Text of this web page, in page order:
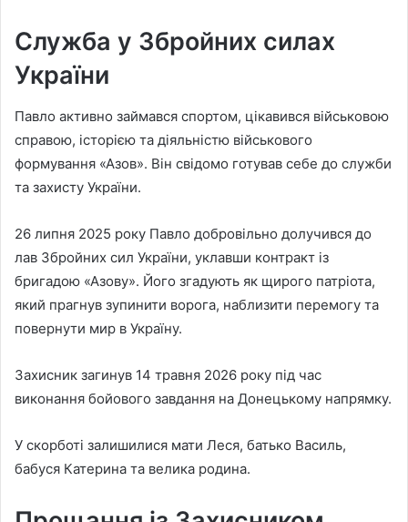
Служба у Збройних силах
України
Павло активно займався спортом, цікавився військовою
справою, історією та діяльністю військового
формування «Азов». Він свідомо готував себе до служби
та захисту України.
26 липня 2025 року Павло добровільно долучився до
лав Збройних сил України, уклавши контракт із
бригадою «Азову». Його згадують як щирого патріота,
який прагнув зупинити ворога, наблизити перемогу та
повернути мир в Україну.
Захисник загинув 14 травня 2026 року під час
виконання бойового завдання на Донецькому напрямку.
У скорботі залишилися мати Леся, батько Василь,
бабуся Катерина та велика родина.